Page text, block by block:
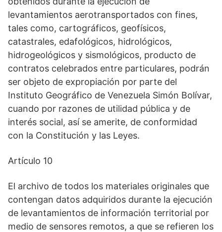
levantamientos aerotransportados con fines,
tales como, cartográficos, geofísicos,
catastrales, edafológicos, hidrológicos,
hidrogeológicos y sismológicos, producto de
contratos celebrados entre particulares, podrán
ser objeto de expropiación por parte del
Instituto Geográfico de Venezuela Simón Bolívar,
cuando por razones de utilidad pública y de
interés social, así se amerite, de conformidad
con la Constitución y las Leyes.
Artículo 10
El archivo de todos los materiales originales que
contengan datos adquiridos durante la ejecución
de levantamientos de información territorial por
medio de sensores remotos, a que se refieren los